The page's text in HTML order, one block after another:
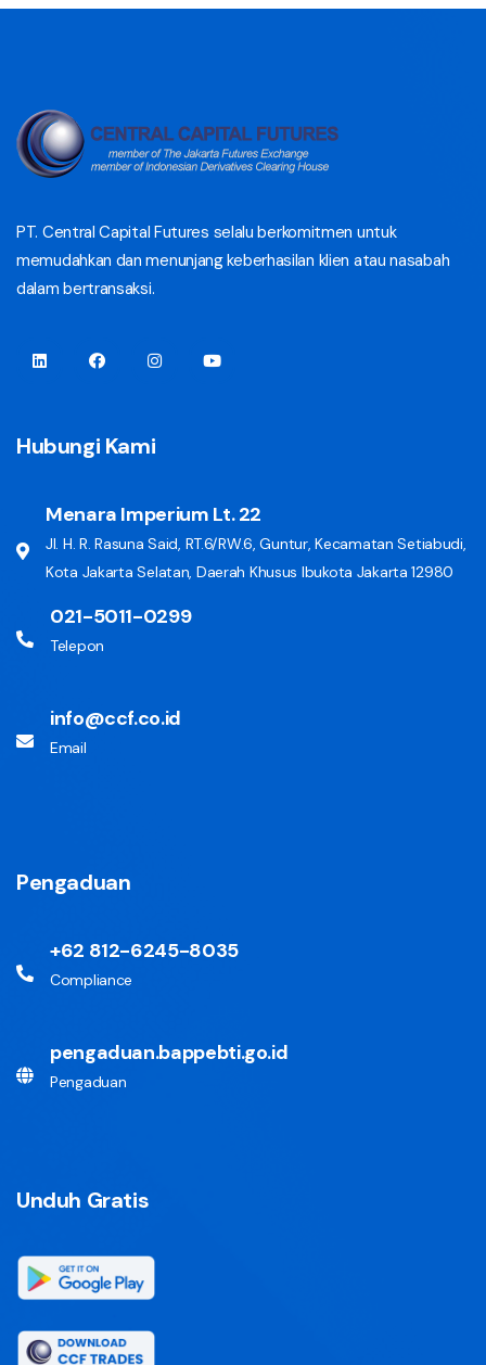
PT. Central Capital Futures selalu berkomitmen untuk
memudahkan dan menunjang keberhasilan klien atau nasabah
dalam bertransaksi.
Hubungi Kami
Menara Imperium Lt. 22
Jl. H. R. Rasuna Said, RT.6/RW.6, Guntur, Kecamatan Setiabudi,
Kota Jakarta Selatan, Daerah Khusus Ibukota Jakarta 12980
021-5011-0299
Telepon
info@ccf.co.id
Email
Pengaduan
+62 812-6245-8035
Compliance
pengaduan.bappebti.go.id
Pengaduan
Unduh Gratis